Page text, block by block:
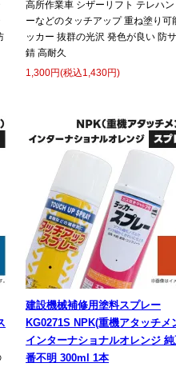
高所作業車 シザーリフト テレハ
ーなどのタッチアップ 重ね塗り可
ッカー 抜群の光沢 発色が良い 防
錆 高耐久
1,300円(税込1,430円)
建設機械補修用塗料スプレー
KG0271S NPK(重機アタッチメ
インターナショナルオレンジ
番不明 300ml 1本